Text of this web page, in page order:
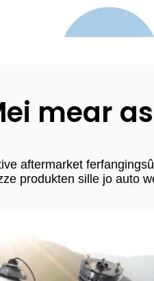
mear
aftermarket
produkten sille jo auto